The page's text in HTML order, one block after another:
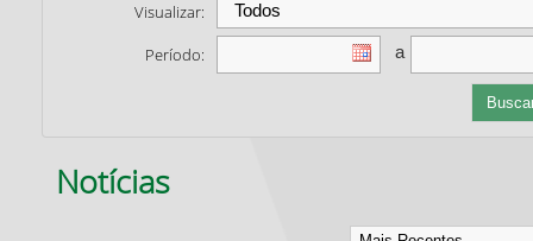
Visualizar:
Período:
a
Notícias